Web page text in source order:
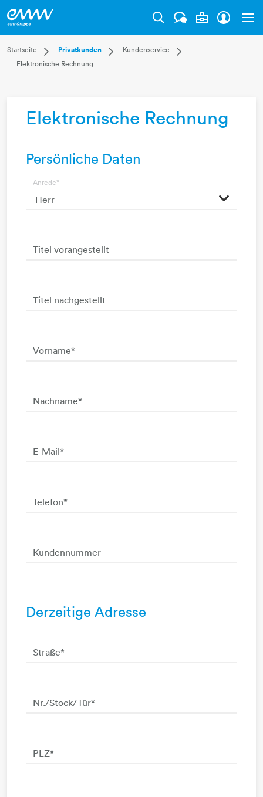
Startseite
Dropdown Startseite
Privatkunden
Privatkunden
Dropdown Privatkunden
Kundenservice
Dropdown Kundenservice
Downloads
Energiekostenausgleich
Elektronische Rechnung
Elektronische Rechnung
Persönliche Daten
Anrede*
Titel vorangestellt
Titel nachgestellt
Vorname*
Nachname*
E-Mail*
Telefon*
Kundennummer
Derzeitige Adresse
Straße*
Nr./Stock/Tür*
PLZ*